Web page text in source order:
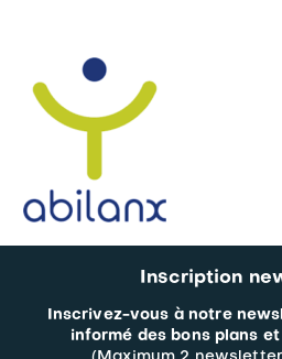
Inscription
Inscrivez-vous à notre
informé des bons plans